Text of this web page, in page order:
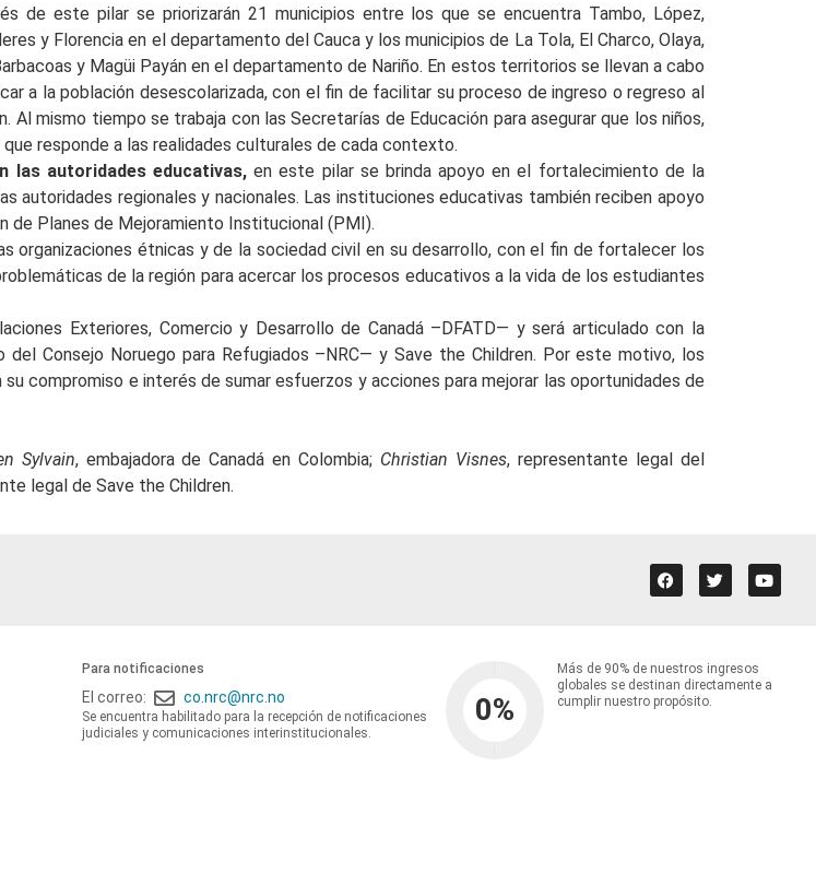
de este pilar se priorizarán 21 municipios entre los que se encuentra Tambo, López,
y Florencia en el departamento del Cauca y los municipios de La Tola, El Charco, Olaya,
y Magüi Payán en el departamento de Nariño. En estos territorios se llevan a cabo
a la población desescolarizada, con el fin de facilitar su proceso de ingreso o regreso al
mismo tiempo se trabaja con las Secretarías de Educación para asegurar que los niños,
responde a las realidades culturales de cada contexto.
las autoridades educativas,en este pilar se brinda apoyo en el fortalecimiento de la
autoridades regionales y nacionales. Las instituciones educativas también reciben apoyo
Planes de Mejoramiento Institucional (PMI).
organizaciones étnicas y de la sociedad civil en su desarrollo, con el fin de fortalecer los
de la región para acercar los procesos educativos a la vida de los estudiantes
Exteriores, Comercio y Desarrollo de Canadá –DFATD— y será articulado con la
del Consejo Noruego para Refugiados –NRC— y Save the Children. Por este motivo, los
compromiso e interés de sumar esfuerzos y acciones para mejorar las oportunidades de
Sylvain, embajadora de Canadá en Colombia; Christian Visnes, representante legal del
legal de Save the Children.
Para notificaciones
El correo: co.nrc@nrc.no
Se encuentra habilitado para la recepción de notificaciones
judiciales y comunicaciones interinstitucionales.
0%
Más de 90% de nuestros ingresos
globales se destinan directamente a
cumplir nuestro propósito.